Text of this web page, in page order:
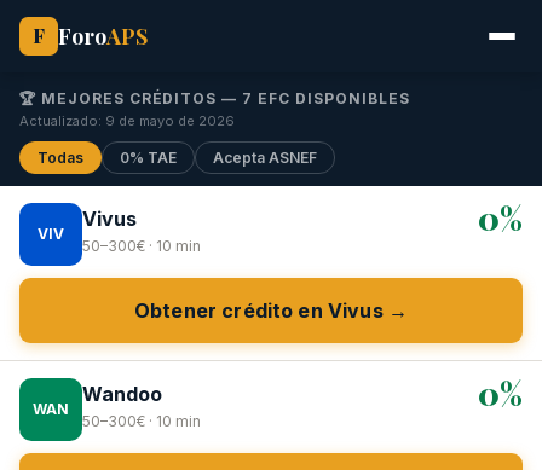
F ForoAPS
🏆 MEJORES CRÉDITOS — 7 EFC DISPONIBLES
Actualizado: 9 de mayo de 2026
Todas 0% TAE Acepta ASNEF
VIV
Vivus
50–300€ · 10 min
0%
Obtener crédito en Vivus →
WAN
Wandoo
50–300€ · 10 min
0%